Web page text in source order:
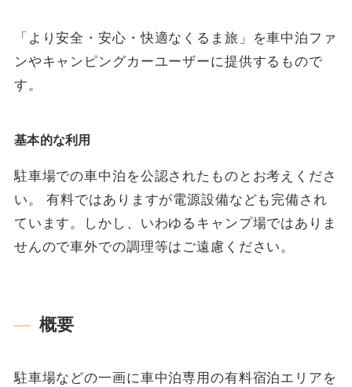
「より安全・安心・快適なくるま旅」を車中泊ファ
ンやキャンピングカーユーザーに提供するもので
す。
基本的な利用
駐車場での車中泊を公認されたものとお考えくださ
い。 有料ではありますが電源設備なども完備され
ています。しかし、いわゆるキャンプ場ではありま
せんので車外での調理等はご遠慮ください。
概要
駐車場などの一画に車中泊専用の有料宿泊エリアを